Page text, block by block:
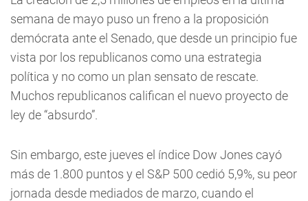
semana de mayo puso un freno a la proposición
demócrata ante el Senado, que desde un principio fue
vista por los republicanos como una estrategia
política y no como un plan sensato de rescate.
Muchos republicanos califican el nuevo proyecto de
ley de “absurdo”.
Sin embargo, este jueves el índice Dow Jones cayó
más de 1.800 puntos y el S&P 500 cedió 5,9%, su peor
jornada desde mediados de marzo, cuando el